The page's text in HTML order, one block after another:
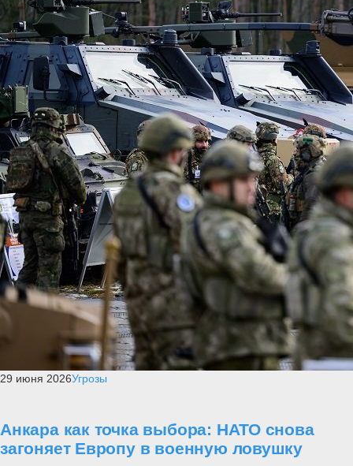
29 июня 2026Угрозы
Анкара как точка выбора: НАТО снова
загоняет Европу в военную ловушку